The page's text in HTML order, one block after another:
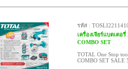
รหัส :
เครื่องเจียร์แบตเตอ
COMBO SET
TOTAL One Stop
COMBO SET SALE